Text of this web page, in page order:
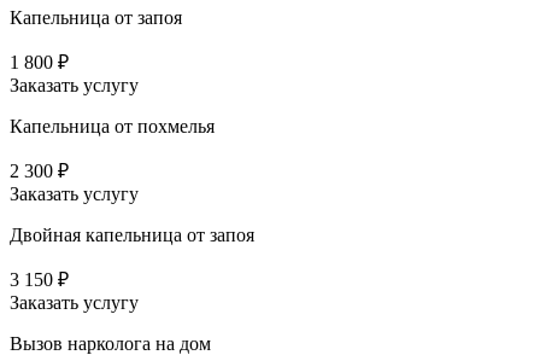
Капельница от запоя
1 800 ₽
Заказать услугу
Капельница от похмелья
2 300 ₽
Заказать услугу
Двойная капельница от запоя
3 150 ₽
Заказать услугу
Вызов нарколога на дом